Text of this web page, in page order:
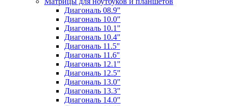
Диагональ 08.9"
Диагональ 10.0"
Диагональ 10.1"
Диагональ 10.4"
Диагональ 11.5"
Диагональ 11.6"
Диагональ 12.1"
Диагональ 12.5"
Диагональ 13.0"
Диагональ 13.3"
Диагональ 14.0"